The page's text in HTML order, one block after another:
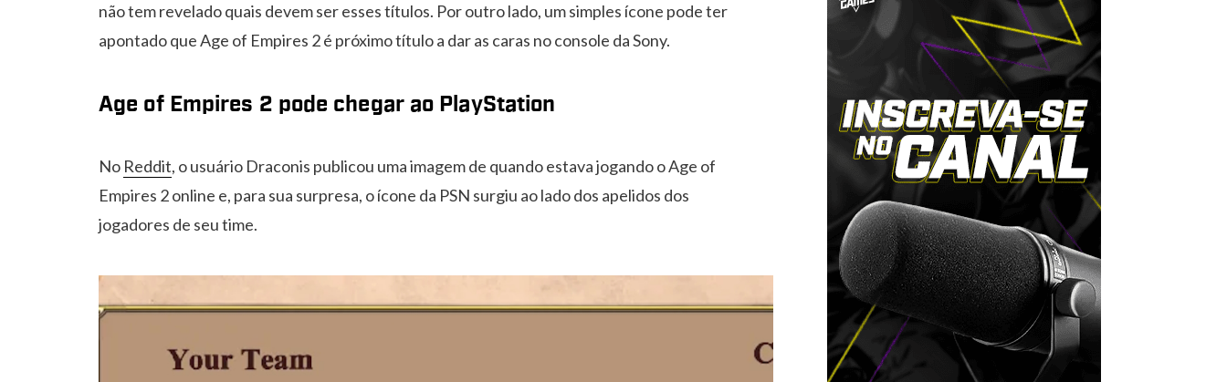
não tem revelado quais devem ser esses títulos. Por outro lado, um simples ícone pode ter
apontado que Age of Empires 2 é próximo título a dar as caras no console da Sony.
Age of Empires 2 pode chegar ao PlayStation
No Reddit, o usuário Draconis publicou uma imagem de quando estava jogando o Age of
Empires 2 online e, para sua surpresa, o ícone da PSN surgiu ao lado dos apelidos dos
jogadores de seu time.